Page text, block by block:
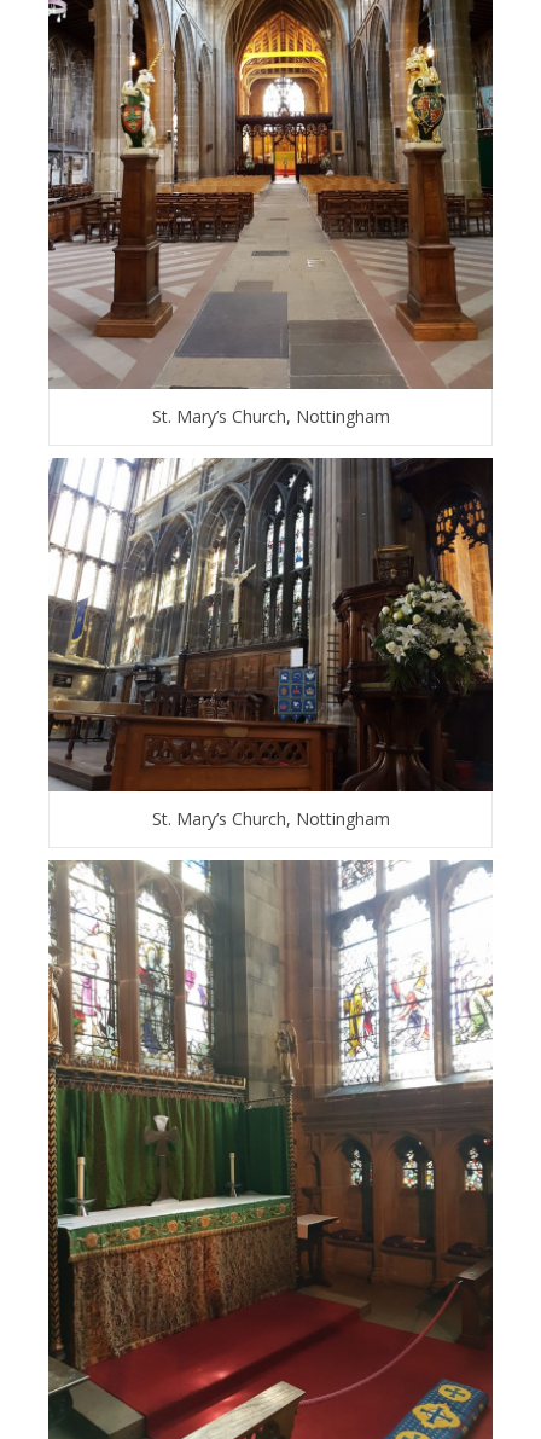
St. Mary’s Church, Nottingham
St. Mary’s Church, Nottingham